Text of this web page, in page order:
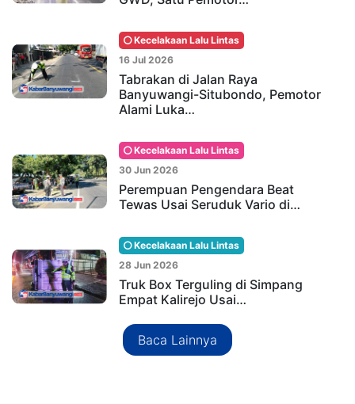
Kecelakaan Lalu Lintas
16 Jul 2026
Tabrakan di Jalan Raya
Banyuwangi-Situbondo, Pemotor
Alami Luka…
Kecelakaan Lalu Lintas
30 Jun 2026
Perempuan Pengendara Beat
Tewas Usai Seruduk Vario di…
Kecelakaan Lalu Lintas
28 Jun 2026
Truk Box Terguling di Simpang
Empat Kalirejo Usai…
Baca Lainnya